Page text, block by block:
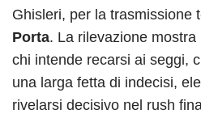
Ghisleri, per la trasmissione
Porta. La rilevazione
chi intende recarsi ai seggi,
una larga fetta di indecisi,
rivelarsi decisivo nel rush